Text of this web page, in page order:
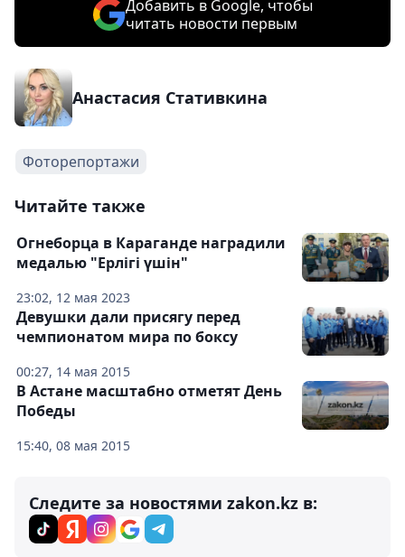
Добавить в Google, чтобы
читать новости первым
Анастасия Стативкина
Фоторепортажи
Читайте также
23:02, 12 мая 2023
Огнеборца в Караганде наградили
медалью "Ерлігі үшін"
00:27, 14 мая 2015
Девушки дали присягу перед
чемпионатом мира по боксу
15:40, 08 мая 2015
В Астане масштабно отметят День
Победы
Следите за новостями zakon.kz в: